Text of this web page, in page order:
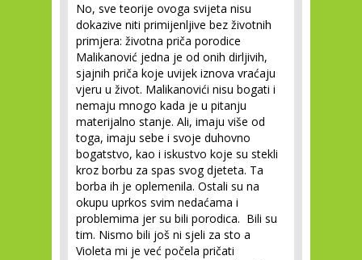
No, sve teorije ovoga svijeta nisu
dokazive niti primijenljive bez životnih
primjera: životna priča porodice
Malikanović jedna je od onih dirljivih,
sjajnih priča koje uvijek iznova vraćaju
vjeru u život. Malikanovići nisu bogati i
nemaju mnogo kada je u pitanju
materijalno stanje. Ali, imaju više od
toga, imaju sebe i svoje duhovno
bogatstvo, kao i iskustvo koje su stekli
kroz borbu za spas svog djeteta. Ta
borba ih je oplemenila. Ostali su na
okupu uprkos svim nedaćama i
problemima jer su bili porodica. Bili su
tim. Nismo bili još ni sjeli za sto a
Violeta mi je već počela pričati